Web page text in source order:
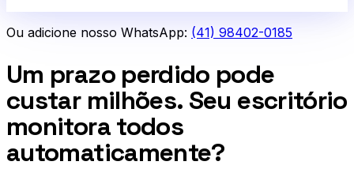
Ou adicione nosso WhatsApp: (41) 98402-0185
Um prazo perdido pode
custar milhões. Seu escritório
monitora todos
automaticamente?